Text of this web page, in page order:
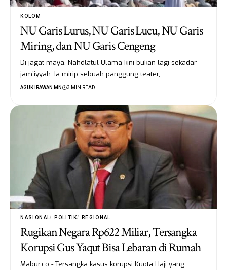
KOLOM
NU Garis Lurus, NU Garis Lucu, NU Garis
Miring, dan NU Garis Cengeng
Di jagat maya, Nahdlatul Ulama kini bukan lagi sekadar
jam’iyyah. Ia mirip sebuah panggung teater,…
AGUK IRAWAN MN 3 MIN READ
NASIONAL POLITIK REGIONAL
Rugikan Negara Rp622 Miliar, Tersangka
Korupsi Gus Yaqut Bisa Lebaran di Rumah
Mabur.co - Tersangka kasus korupsi Kuota Haji yang